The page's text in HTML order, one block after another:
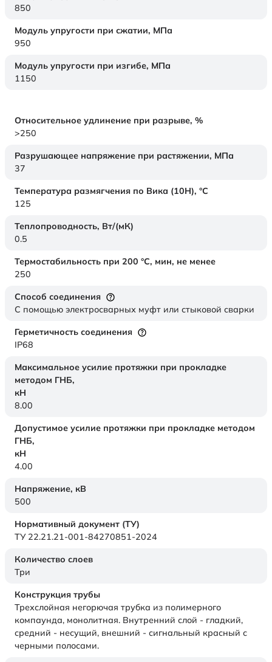
850
Модуль упругости при сжатии, МПа
950
Модуль упругости при изгибе, МПа
1150
Относительное удлинение при разрыве, %
>250
Разрушающее напряжение при растяжении, МПа
37
Температура размягчения по Вика (10Н), °C
125
Теплопроводность, Вт/(мК)
0.5
Термостабильность при 200 °С, мин, не менее
250
Способ соединения
С помощью электросварных муфт или стыковой сварки
Герметичность соединения
IP68
Максимальное усилие протяжки при прокладке
методом ГНБ,
кН
8.00
Допустимое усилие протяжки при прокладке методом
ГНБ,
кН
4.00
Напряжение, кВ
500
Нормативный документ (ТУ)
ТУ 22.21.21-001-84270851-2024
Количество слоев
Три
Конструкция трубы
Трехслойная негорючая трубка из полимерного
компаунда, монолитная. Внутренний слой - гладкий,
средний - несущий, внешний - сигнальный красный с
черными полосами.